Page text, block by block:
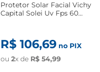
Protetor Solar Facial Vichy
Capital Solei Uv Fps 60
R$ 106,69no PIX
ou 2x de R$ 54,99